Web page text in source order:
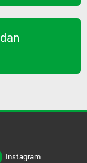
Instagram